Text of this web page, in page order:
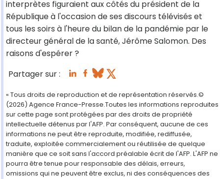
interprètes figuraient aux côtés du président de la
République à l'occasion de ses discours télévisés et
tous les soirs à l'heure du bilan de la pandémie par le
directeur général de la santé, Jérôme Salomon. Des
raisons d'espérer ?
Partager sur :
« Tous droits de reproduction et de représentation réservés.©
(2026) Agence France-Presse.Toutes les informations reproduites
sur cette page sont protégées par des droits de propriété
intellectuelle détenus par l'AFP. Par conséquent, aucune de ces
informations ne peut être reproduite, modifiée, rediffusée,
traduite, exploitée commercialement ou réutilisée de quelque
manière que ce soit sans l'accord préalable écrit de l'AFP. L'AFP ne
pourra être tenue pour responsable des délais, erreurs,
omissions qui ne peuvent être exclus, ni des conséquences des